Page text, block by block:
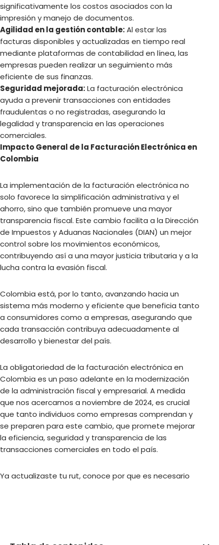
significativamente los costos asociados con la
impresión y manejo de documentos.
Agilidad en la gestión contable:Al estar las
facturas disponibles y actualizadas en tiempo real
mediante plataformas de contabilidad en línea, las
empresas pueden realizar un seguimiento más
eficiente de sus finanzas.
Seguridad mejorada:La facturación electrónica
ayuda a prevenir transacciones con entidades
fraudulentas o no registradas, asegurando la
legalidad y transparencia en las operaciones
comerciales.
Impacto General de la Facturación Electrónica en
Colombia
La implementación de la facturación electrónica no
solo favorece la simplificación administrativa y el
ahorro, sino que también promueve una mayor
transparencia fiscal. Este cambio facilita a la Dirección
de Impuestos y Aduanas Nacionales (DIAN) un mejor
control sobre los movimientos económicos,
contribuyendo así a una mayor justicia tributaria y a la
lucha contra la evasión fiscal.
Colombia está, por lo tanto, avanzando hacia un
sistema más moderno y eficiente que beneficia tanto
a consumidores como a empresas, asegurando que
cada transacción contribuya adecuadamente al
desarrollo y bienestar del país.
La obligatoriedad de la facturación electrónica en
Colombia es un paso adelante en la modernización
de la administración fiscal y empresarial. A medida
que nos acercamos a noviembre de 2024, es crucial
que tanto individuos como empresas comprendan y
se preparen para este cambio, que promete mejorar
la eficiencia, seguridad y transparencia de las
transacciones comerciales en todo el país.
Ya actualizaste tu rut, conoce por que es necesario